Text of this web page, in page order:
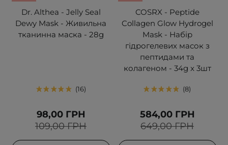
Dr. Althea - Jelly Seal
Dewy Mask - Живильна
тканинна маска - 28g
16
109,00 ГРН
98,00 ГРН
COSRX - Peptide
Collagen Glow Hydrogel
Mask - Набір
гідрогелевих масок з
пептидами та
колагеном - 34g x 3шт
8
649,00 ГРН
584,00 ГРН